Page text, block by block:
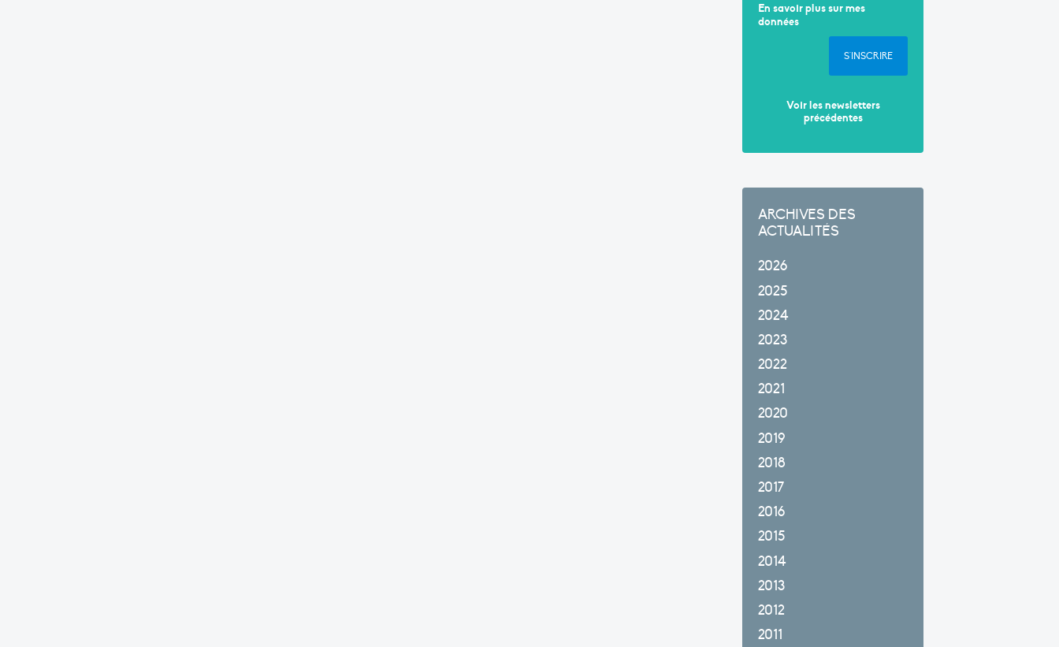
En savoir plus sur mes
données
S'INSCRIRE
Voir les newsletters
précédentes
ARCHIVES DES
ACTUALITÉS
2026
2025
2024
2023
2022
2021
2020
2019
2018
2017
2016
2015
2014
2013
2012
2011